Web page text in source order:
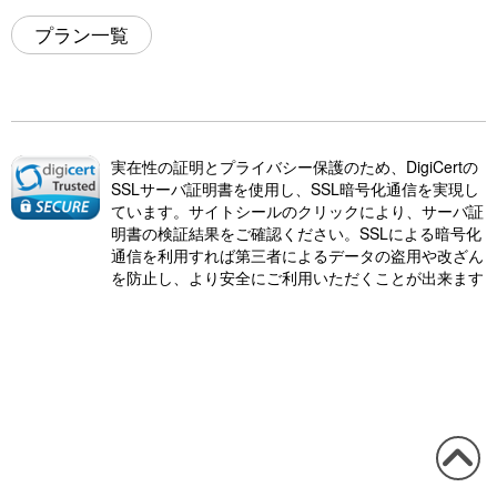
プラン一覧
実在性の証明とプライバシー保護のため、DigiCertの
SSLサーバ証明書を使用し、SSL暗号化通信を実現し
ています。サイトシールのクリックにより、サーバ証
明書の検証結果をご確認ください。SSLによる暗号化
通信を利用すれば第三者によるデータの盗用や改ざん
を防止し、より安全にご利用いただくことが出来ます